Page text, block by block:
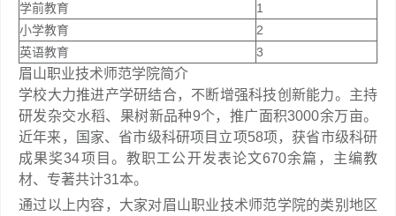
学前教育
1
小学教育
2
英语教育
3
眉山职业技术师范学院简介
学校大力推进产学研结合，不断增强科技创新能力。主持
研发杂交水稻、果树新品种9个，推广面积3000余万亩。
近年来，国家、省市级科研项目立项58项，获省市级科研
成果奖34项目。教职工公开发表论文670余篇，主编教
材、专著共计31本。
通过以上内容，大家对眉山职业技术师范学院的类别地区